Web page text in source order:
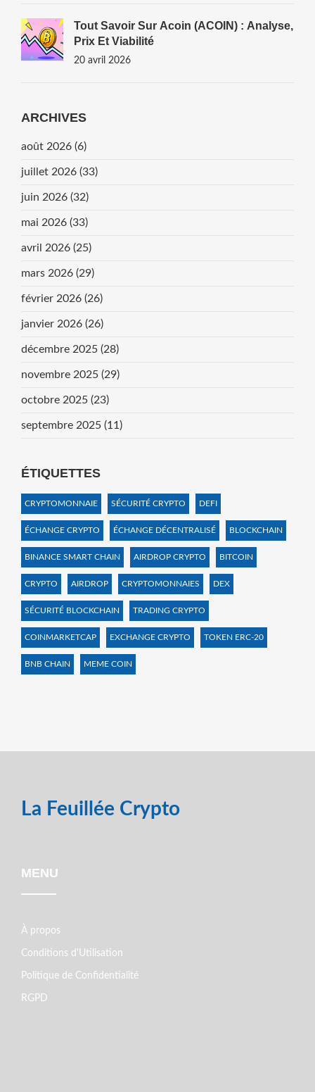
Tout Savoir Sur Acoin (ACOIN) : Analyse,
Prix Et Viabilité
20 avril 2026
ARCHIVES
août 2026 (6)
juillet 2026 (33)
juin 2026 (32)
mai 2026 (33)
avril 2026 (25)
mars 2026 (29)
février 2026 (26)
janvier 2026 (26)
décembre 2025 (28)
novembre 2025 (29)
octobre 2025 (23)
septembre 2025 (11)
ÉTIQUETTES
CRYPTOMONNAIE SÉCURITÉ CRYPTO DEFI
ÉCHANGE CRYPTO ÉCHANGE DÉCENTRALISÉ BLOCKCHAIN
BINANCE SMART CHAIN AIRDROP CRYPTO BITCOIN
CRYPTO AIRDROP CRYPTOMONNAIES DEX
SÉCURITÉ BLOCKCHAIN TRADING CRYPTO
COINMARKETCAP EXCHANGE CRYPTO TOKEN ERC-20
BNB CHAIN MEME COIN
La Feuillée Crypto
MENU
À propos
Conditions d'Utilisation
Politique de Confidentialité
RGPD